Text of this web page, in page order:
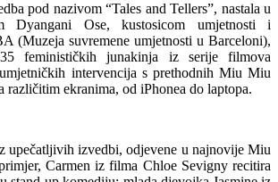
pod nazivom “Tales and Tellers”, nastala u
Dyangani Ose, kustosicom umjetnosti i
(Muzeja suvremene umjetnosti u Barceloni),
feminističkih junakinja iz serije filmova
umjetničkih intervencija s prethodnih Miu Miu
različitim ekranima, od iPhonea do laptopa.
upečatljivih izvedbi, odjevene u najnovije Miu
Carmen iz filma Chloe Sevigny recitira